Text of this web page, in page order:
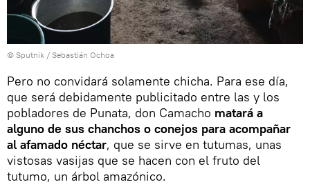
© Sputnik / Sebastián Ochoa
Pero no convidará solamente chicha. Para ese día,
que será debidamente publicitado entre las y los
pobladores de Punata, don Camacho matará a
alguno de sus chanchos o conejos para acompañar
al afamado néctar, que se sirve en tutumas, unas
vistosas vasijas que se hacen con el fruto del
tutumo, un árbol amazónico.